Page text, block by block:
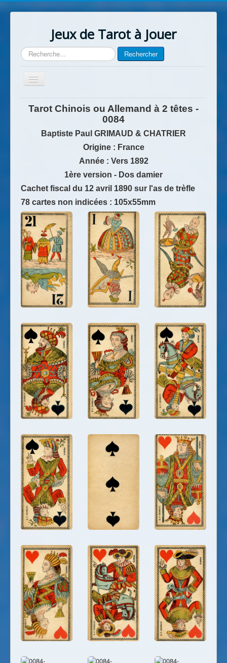
Jeux de Tarot à Jouer
Rechercher Rechercher
Basculer
la
Accueil
Tarot Chinois ou Allemand à 2 têtes -
0084
Baptiste Paul GRIMAUD & CHATRIER
Origine : France
Année : Vers1892
1ère version - Dos damier
Cachet fiscal du 12 avril 1890 sur l'as de trèfle
78 cartes non indicées : 105x55mm